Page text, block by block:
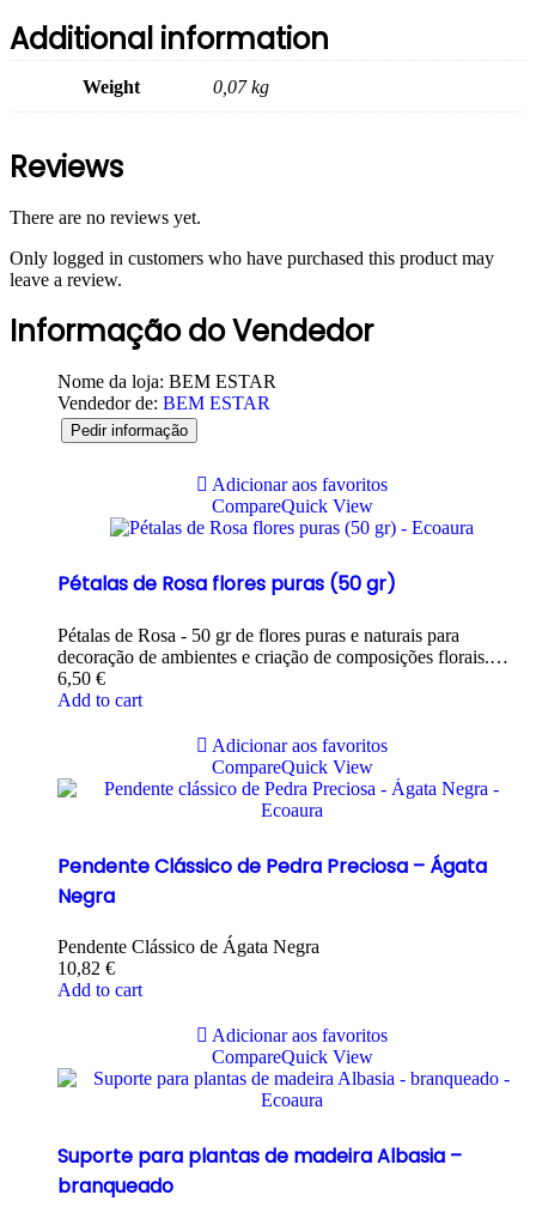
Additional information
Weight 0,07 kg
Reviews
There are no reviews yet.
Only logged in customers who have purchased this product may
leave a review.
Informação do Vendedor
Nome da loja: BEM ESTAR
Vendedor de: BEM ESTAR
Pedir informação
Adicionar aos favoritos
CompareQuick View
Pétalas de Rosa flores puras (50 gr)
Pétalas de Rosa - 50 gr de flores puras e naturais para
decoração de ambientes e criação de composições florais.…
6,50 €
Add to cart
Adicionar aos favoritos
CompareQuick View
Pendente Clássico de Pedra Preciosa – Ágata
Negra
Pendente Clássico de Ágata Negra
10,82 €
Add to cart
Adicionar aos favoritos
CompareQuick View
Suporte para plantas de madeira Albasia –
branqueado